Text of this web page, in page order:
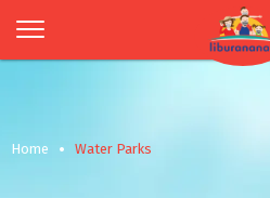
Home Water Parks